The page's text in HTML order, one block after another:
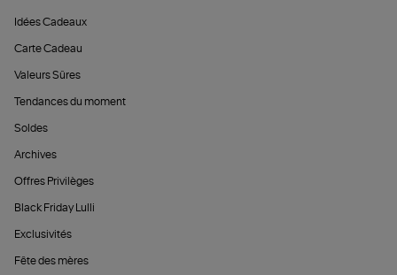
Idées Cadeaux
Carte Cadeau
Valeurs Sûres
Tendances du moment
Soldes
Archives
Offres Privilèges
Black Friday Lulli
Exclusivités
Fête des mères